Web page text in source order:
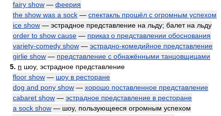
fairy show — феерия
the show was a sock — спектакль прошёл с огромным успехом
ice show — эстрадное представление на льду; балет на льду
order to show cause — приказ о представлении обоснования
variety-comedy show — эстрадно-комедийное представление
girlie show — представление с обнажёнными танцовщицами
5. n шоу, эстрадное представление
floor show — шоу в ресторане
dog and pony show — хорошо поставленное представление
cabaret show — эстрадное представление в ресторане
a sock show — шоу, пользующееся огромным успехом